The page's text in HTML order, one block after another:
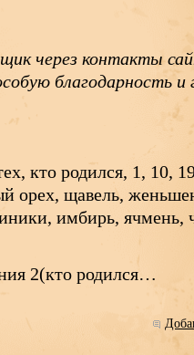
через контакты
благодарность и
кто родился, 1, 10,
орех, щавель,
имбирь, ячмень,
2(кто родился…